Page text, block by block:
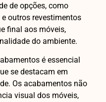
de opções, como
outros revestimentos
final aos móveis,
do ambiente.
é essencial
se destacam em
Os acabamentos não
visual dos móveis,